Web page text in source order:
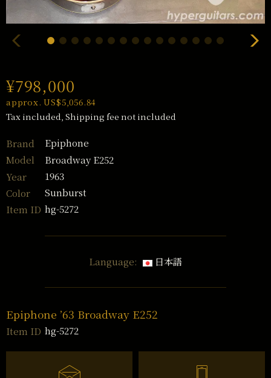
¥798,000
approx. US$5,056.84
Tax included, Shipping fee not included
Brand
Epiphone
Model
Broadway E252
Year
1963
Color
Sunburst
Item ID hg-5272
Language: 日本語
Epiphone ’63 Broadway E252
Item ID hg-5272